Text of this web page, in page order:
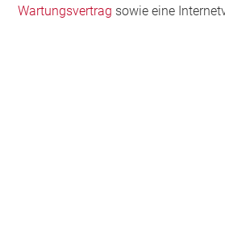
Wartungsvertrag sowie eine